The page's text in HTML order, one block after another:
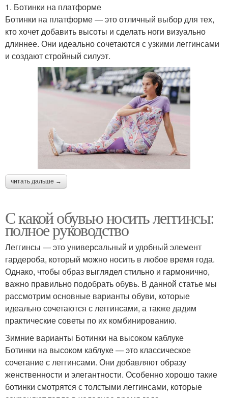
1. Ботинки на платформе
Ботинки на платформе — это отличный выбор для тех,
кто хочет добавить высоты и сделать ноги визуально
длиннее. Они идеально сочетаются с узкими леггинсами
и создают стройный силуэт.
читать дальше →
С какой обувью носить леггинсы:
полное руководство
Леггинсы — это универсальный и удобный элемент
гардероба, который можно носить в любое время года.
Однако, чтобы образ выглядел стильно и гармонично,
важно правильно подобрать обувь. В данной статье мы
рассмотрим основные варианты обуви, которые
идеально сочетаются с леггинсами, а также дадим
практические советы по их комбинированию.
Зимние варианты Ботинки на высоком каблуке
Ботинки на высоком каблуке — это классическое
сочетание с леггинсами. Они добавляют образу
женственности и элегантности. Особенно хорошо такие
ботинки смотрятся с толстыми леггинсами, которые